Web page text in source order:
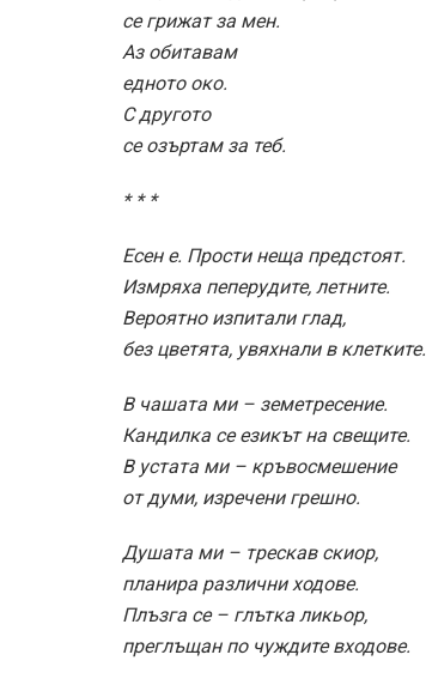
се грижат за мен.
Аз обитавам
едното око.
С другото
се озъртам за теб.
* * *
Есен е. Прости неща предстоят.
Измряха пеперудите, летните.
Вероятно изпитали глад,
без цветята, увяхнали в клетките.
В чашата ми – земетресение.
Кандилка се езикът на свещите.
В устата ми – кръвосмешение
от думи, изречени грешно.
Душата ми – трескав скиор,
планира различни ходове.
Плъзга се – глътка ликьор,
преглъщан по чуждите входове.